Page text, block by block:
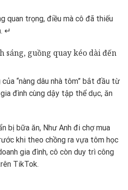
quan trọng, điều mà cô đã thiếu
↵
sáng, guồng quay kéo dài đến
“nàng dâu nhà tôm” bắt đầu từ
đình cùng dậy tập thể dục, ăn
bị bữa ăn, Như Anh đi chợ mua
khi theo chồng ra vựa tôm học
gia đình, cô còn duy trì công
TikTok.